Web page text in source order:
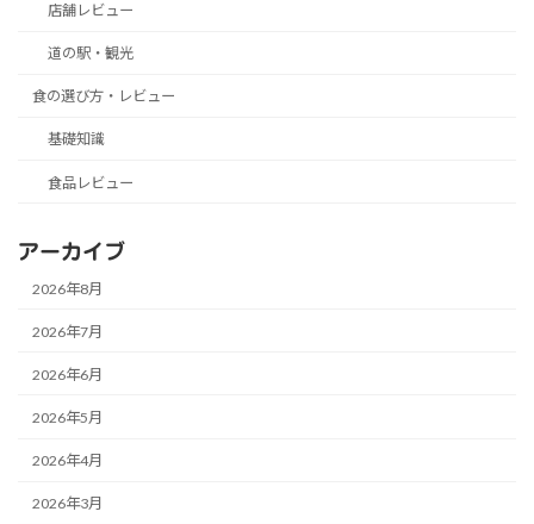
店舗レビュー
道の駅・観光
食の選び方・レビュー
基礎知識
食品レビュー
アーカイブ
2026年8月
2026年7月
2026年6月
2026年5月
2026年4月
2026年3月